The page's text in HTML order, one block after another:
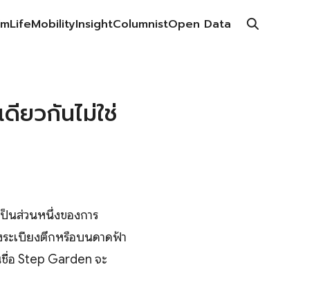
LifeMobilityInsightColumnistOpen Data
ยวกันไม่ใช่
นส่วนหนึ่งของการ
ะเบียงตึกหรือบนดาดฟ้า
อ Step Garden จะ